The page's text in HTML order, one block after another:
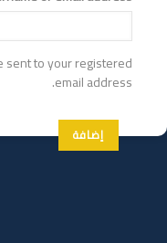
to your registered
email address.